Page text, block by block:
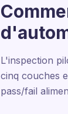
L'inspection
cinq couches
pass/fail